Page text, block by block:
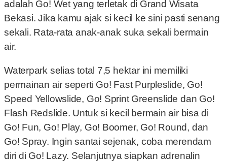
adalah Go! Wet yang terletak di Grand Wisata
Bekasi. Jika kamu ajak si kecil ke sini pasti senang
sekali. Rata-rata anak-anak suka sekali bermain
air.
Waterpark selias total 7,5 hektar ini memiliki
permainan air seperti Go! Fast Purpleslide, Go!
Speed ​​Yellowslide, Go! Sprint Greenslide dan Go!
Flash Redslide. Untuk si kecil bermain air bisa di
Go! Fun, Go! Play, Go! Boomer, Go! Round, dan
Go! Spray. Ingin santai sejenak, coba merendam
diri di Go! Lazy. Selanjutnya siapkan adrenalin